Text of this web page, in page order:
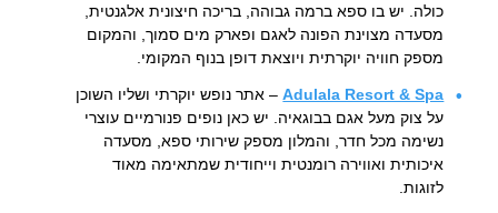
כולה. יש בו ספא ברמה גבוהה, בריכה חיצונית אלגנטית,
מסעדה מצוינת הפונה לאגם ופארק מים סמוך, והמקום
מספק חוויה יוקרתית ויוצאת דופן בנוף המקומי.
Adulala Resort & Spa– אתר נופש יוקרתי ושליו השוכן
על צוק מעל אגם בבוגאיה. יש כאן נופים פנורמיים עוצרי
נשימה מכל חדר, והמלון מספק שירותי ספא, מסעדה
איכותית ואווירה רומנטית וייחודית שמתאימה מאוד
לזוגות.